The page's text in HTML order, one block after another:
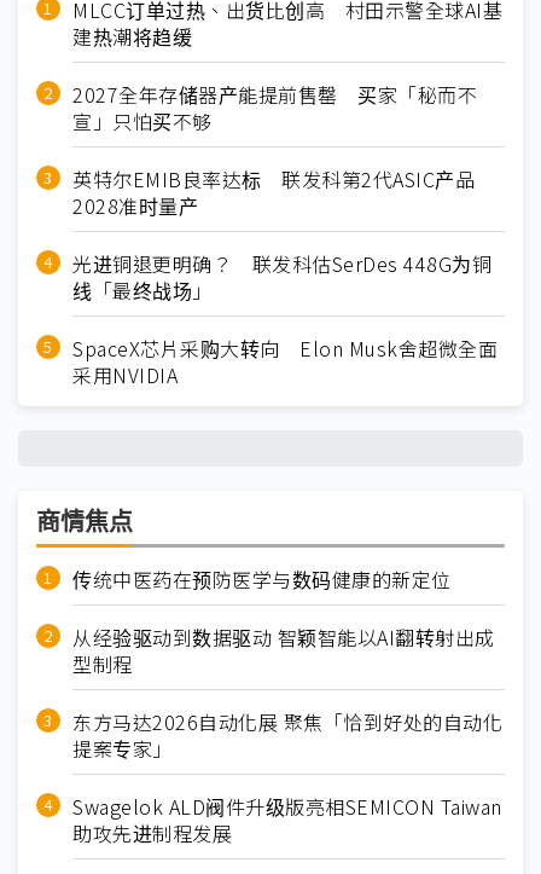
MLCC订单过热、出货比创高 村田示警全球AI基
建热潮将趋缓
2027全年存储器产能提前售罄 买家「秘而不
宣」只怕买不够
英特尔EMIB良率达标 联发科第2代ASIC产品
2028准时量产
光进铜退更明确？ 联发科估SerDes 448G为铜
线「最终战场」
SpaceX芯片采购大转向 Elon Musk舍超微全面
采用NVIDIA
商情焦点
传统中医药在预防医学与数码健康的新定位
从经验驱动到数据驱动 智颖智能以AI翻转射出成
型制程
东方马达2026自动化展 聚焦「恰到好处的自动化
提案专家」
Swagelok ALD阀件升级版亮相SEMICON Taiwan
助攻先进制程发展